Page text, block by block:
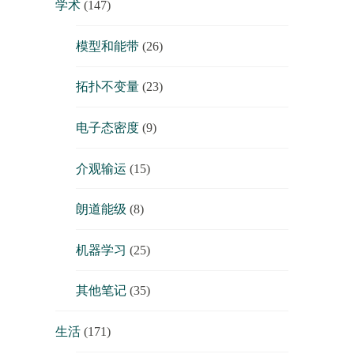
学术 (147)
模型和能带 (26)
拓扑不变量 (23)
电子态密度 (9)
介观输运 (15)
朗道能级 (8)
机器学习 (25)
其他笔记 (35)
生活 (171)